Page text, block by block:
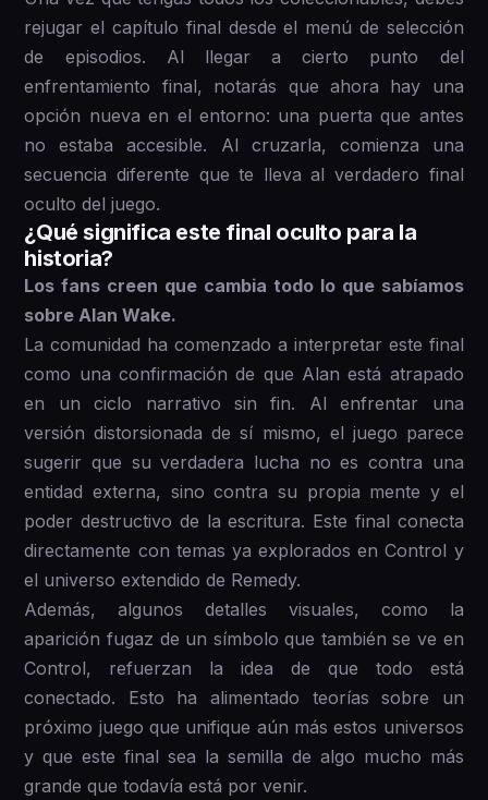
rejugar el capítulo final desde el menú de selección
de episodios. Al llegar a cierto punto del
enfrentamiento final, notarás que ahora hay una
opción nueva en el entorno: una puerta que antes
no estaba accesible. Al cruzarla, comienza una
secuencia diferente que te lleva al verdadero final
oculto del juego.
¿Qué significa este final oculto para la
historia?
Los fans creen que cambia todo lo que sabíamos
sobre Alan Wake.
La comunidad ha comenzado a interpretar este final
como una confirmación de que Alan está atrapado
en un ciclo narrativo sin fin. Al enfrentar una
versión distorsionada de sí mismo, el juego parece
sugerir que su verdadera lucha no es contra una
entidad externa, sino contra su propia mente y el
poder destructivo de la escritura. Este final conecta
directamente con temas ya explorados en Control y
el universo extendido de Remedy.
Además, algunos detalles visuales, como la
aparición fugaz de un símbolo que también se ve en
Control, refuerzan la idea de que todo está
conectado. Esto ha alimentado teorías sobre un
próximo juego que unifique aún más estos universos
y que este final sea la semilla de algo mucho más
grande que todavía está por venir.